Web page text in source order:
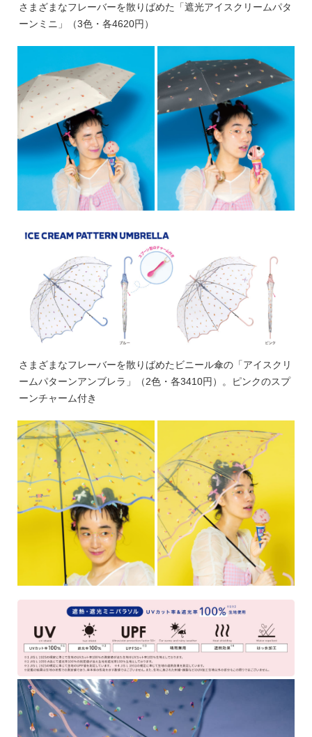
さまざまなフレーバーを散りばめた「遮光アイスクリームパタ
ーンミニ」（3色・各4620円）
さまざまなフレーバーを散りばめたビニール傘の「アイスクリ
ームパターンアンブレラ」（2色・各3410円）。ピンクのスプ
ーンチャーム付き